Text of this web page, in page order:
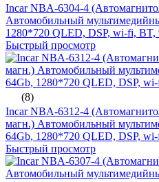
Incar NBA-6304-4
Автомобильный
1280*720 QLED, DSP, wi-fi,
Быстрый просмотр
(8)
Incar NBA-6312-4
магн.) Автомобильный
64Gb, 1280*720 QLED, DSP,
Быстрый просмотр